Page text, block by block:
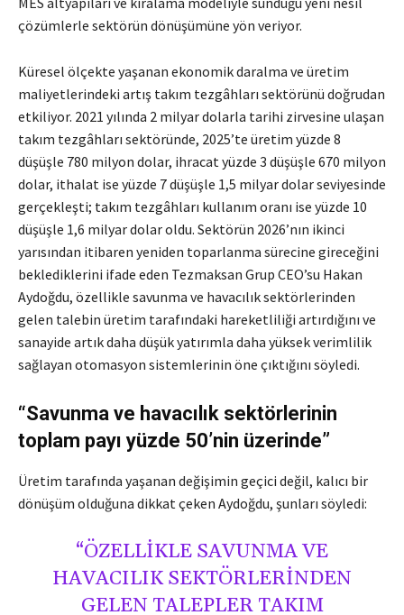
çözümlerle sektörün dönüşümüne yön veriyor.
Küresel ölçekte yaşanan ekonomik daralma ve üretim
maliyetlerindeki artış takım tezgâhları sektörünü doğrudan
etkiliyor. 2021 yılında 2 milyar dolarla tarihi zirvesine ulaşan
takım tezgâhları sektöründe, 2025’te üretim yüzde 8
düşüşle 780 milyon dolar, ihracat yüzde 3 düşüşle 670 milyon
dolar, ithalat ise yüzde 7 düşüşle 1,5 milyar dolar seviyesinde
gerçekleşti; takım tezgâhları kullanım oranı ise yüzde 10
düşüşle 1,6 milyar dolar oldu. Sektörün 2026’nın ikinci
yarısından itibaren yeniden toparlanma sürecine gireceğini
beklediklerini ifade eden Tezmaksan Grup CEO’su Hakan
Aydoğdu, özellikle savunma ve havacılık sektörlerinden
gelen talebin üretim tarafındaki hareketliliği artırdığını ve
sanayide artık daha düşük yatırımla daha yüksek verimlilik
sağlayan otomasyon sistemlerinin öne çıktığını söyledi.
“Savunma ve havacılık sektörlerinin
toplam payı yüzde 50’nin üzerinde”
Üretim tarafında yaşanan değişimin geçici değil, kalıcı bir
dönüşüm olduğuna dikkat çeken Aydoğdu, şunları söyledi:
“ÖZELLIKLE SAVUNMA VE
HAVACILIK SEKTÖRLERINDEN
GELEN TALEPLER TAKIM